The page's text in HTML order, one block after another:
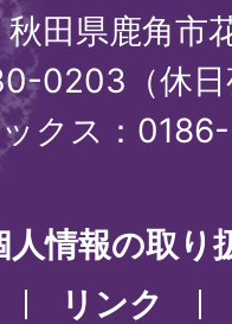
田県鹿角市
0203（休
クス：
人情報の取り
リンク